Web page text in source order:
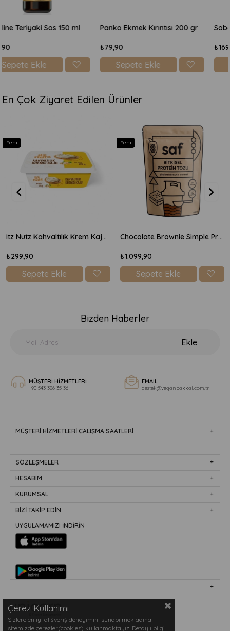
Panko Ekmek Kırıntısı 200 gr
Sepete Ekle
Soba Noodles 500gr
Sepete Ekle
En Çok Ziyaret Edilen Ürünler
Itz Nutz Kahvaltılık Krem Kaju Peyniri 170gr
₺299,90
Sepete Ekle
Yeni
Chocolate Brownie Simple Protein Mix 600gr
₺1.099,90
Sepete Ekle
Yeni
Bizden Haberler
Ekle
MÜŞTERİ HİZMETLERİ
+90 543 386 35 36
EMAIL
destek@veganbakkal.com.tr
MÜŞTERİ HİZMETLERİ ÇALIŞMA SAATLERİ
SÖZLEŞMELER
HESABIM
KURUMSAL
BİZİ TAKİP EDİN
UYGULAMAMIZI İNDİRİN
Çerez Kullanımı
Sizlere en iyi alışveriş deneyimini sunabilmek adına
sitemizde çerezler(cookies) kullanmaktayız. Detaylı bilgi